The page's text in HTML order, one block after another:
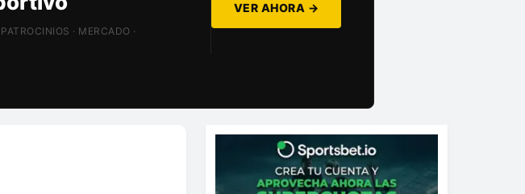
· MERCADO ·
VER AHORA →